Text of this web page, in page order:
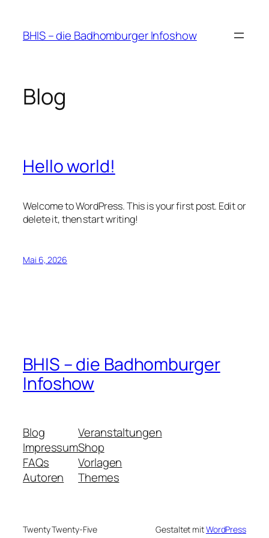
springen
BHIS – die Badhomburger Infoshow
Blog
Hello world!
Welcome to WordPress. This is your first post. Edit or
delete it, then start writing!
Mai 6, 2026
BHIS – die Badhomburger
Infoshow
Blog
Impressum
FAQs
Autoren
Veranstaltungen
Shop
Vorlagen
Themes
Twenty Twenty-Five Gestaltet mitWordPress